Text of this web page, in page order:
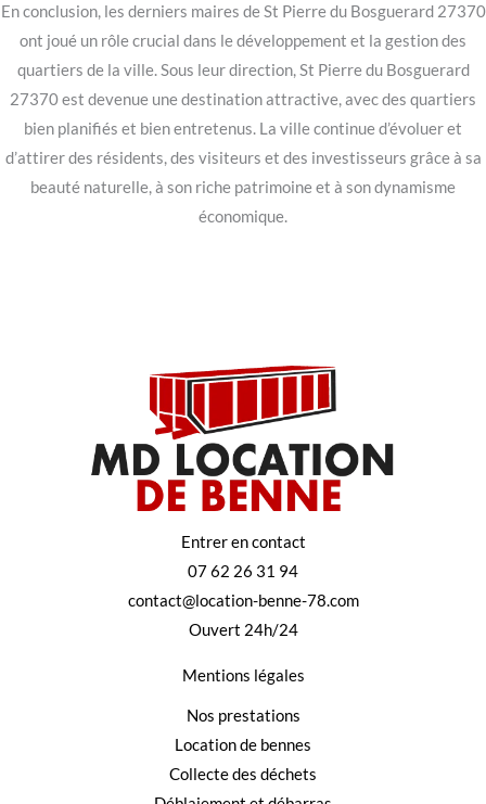
En conclusion, les derniers maires de St Pierre du Bosguerard 27370
ont joué un rôle crucial dans le développement et la gestion des
quartiers de la ville. Sous leur direction, St Pierre du Bosguerard
27370 est devenue une destination attractive, avec des quartiers
bien planifiés et bien entretenus. La ville continue d’évoluer et
d’attirer des résidents, des visiteurs et des investisseurs grâce à sa
beauté naturelle, à son riche patrimoine et à son dynamisme
économique.
Entrer en contact
07 62 26 31 94
contact@location-benne-78.com
Ouvert 24h/24
Mentions légales
Nos prestations
Location de bennes
Collecte des déchets